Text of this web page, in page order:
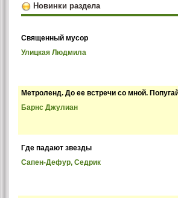
Новинки раздела
Священный мусор
Улицкая Людмила
Метроленд. До ее встречи со мной.
Барнс Джулиан
Где падают звезды
Сапен-Дефур, Седрик